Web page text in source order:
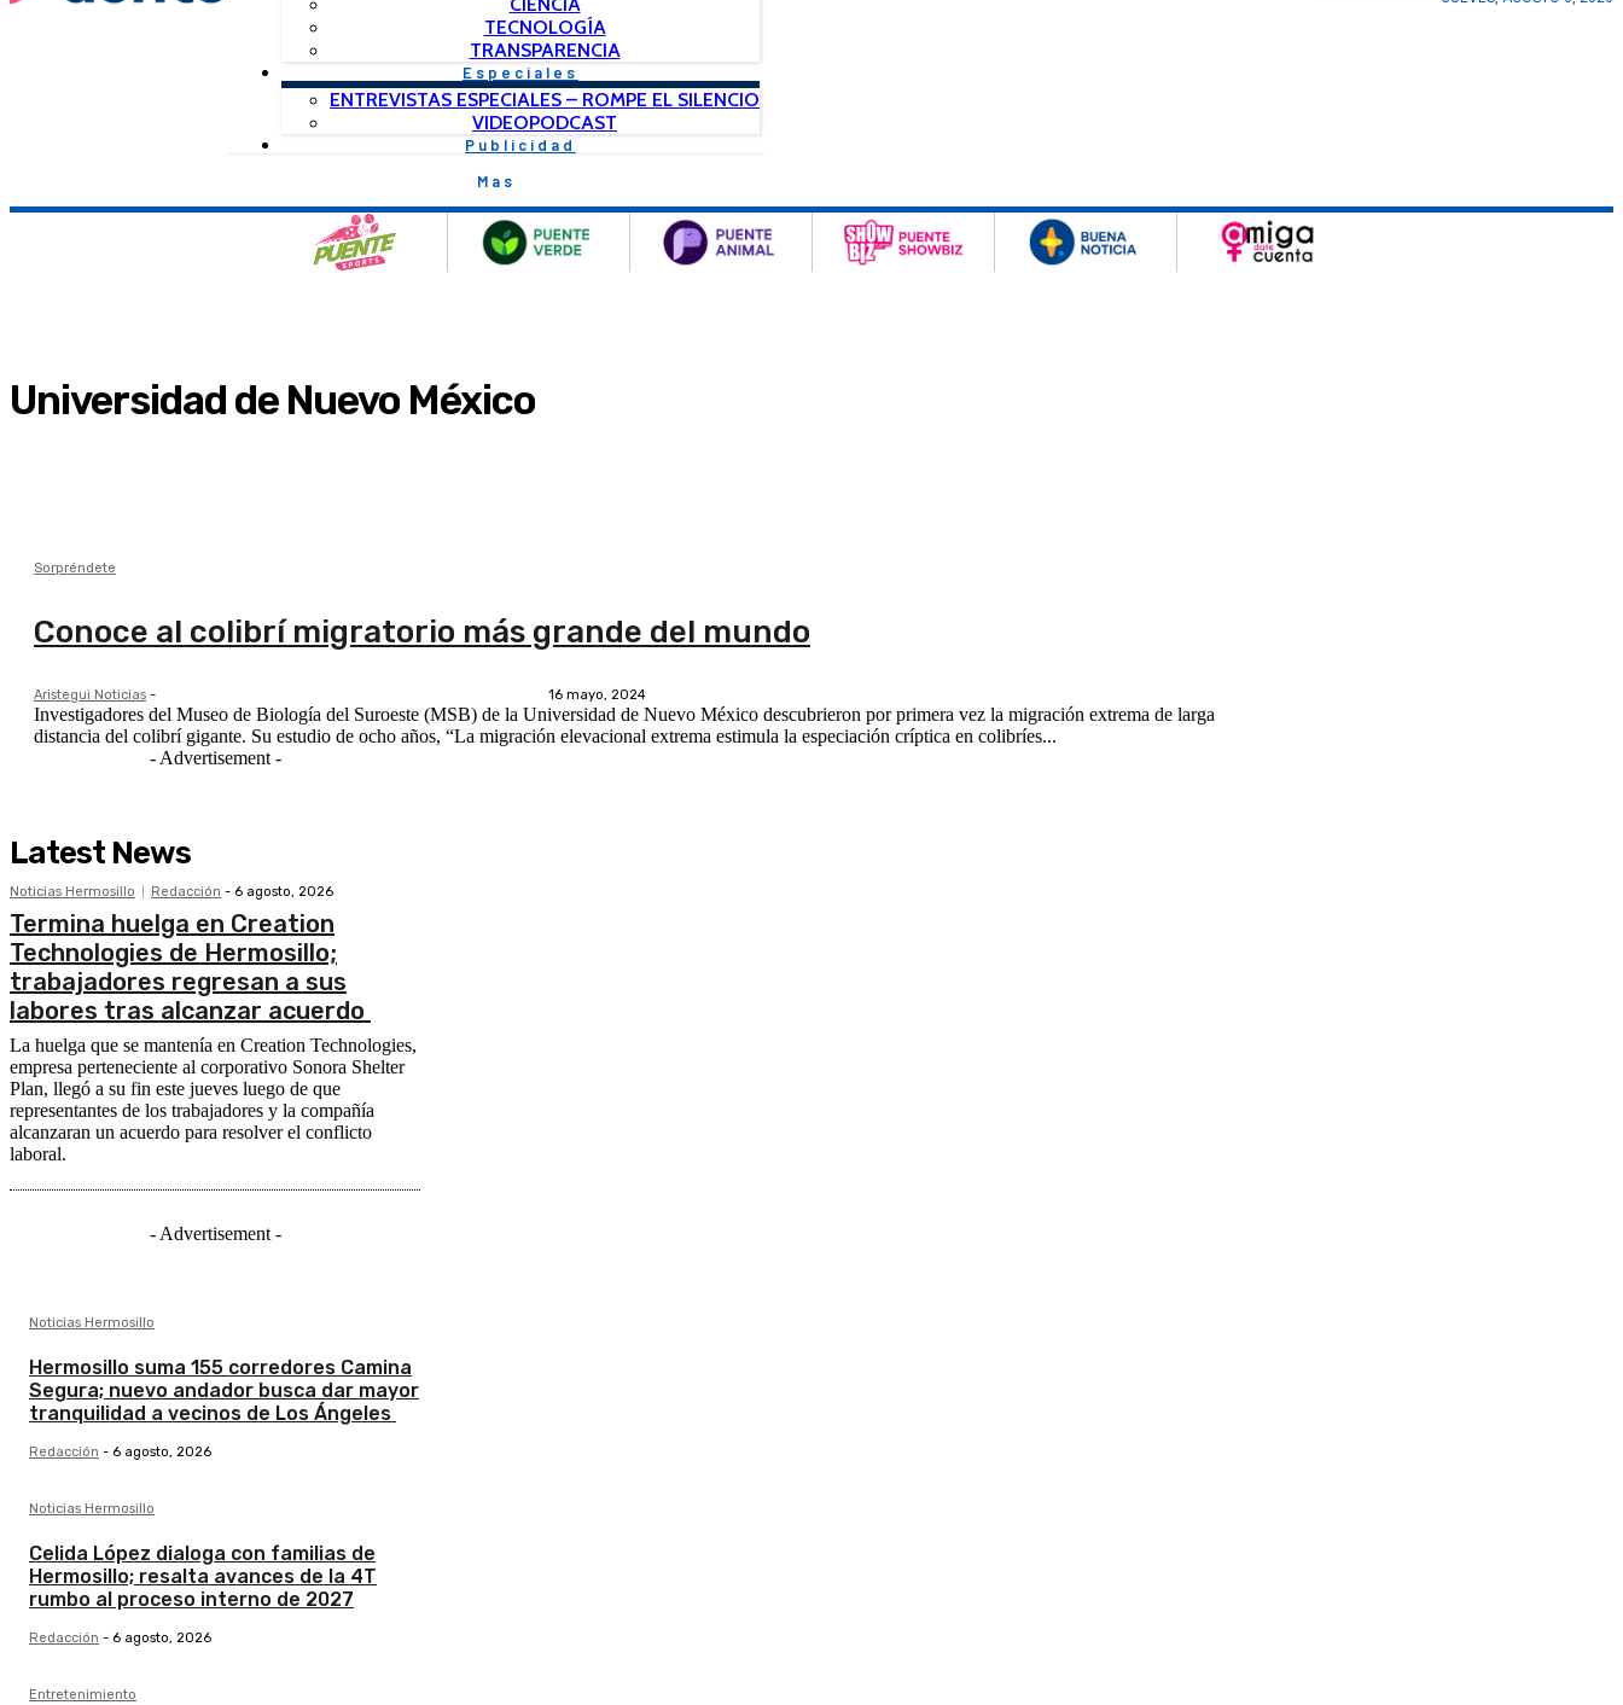
TECNOLOGÍA
TRANSPARENCIA
Especiales
ENTREVISTAS ESPECIALES – ROMPE EL SILENCIO
VIDEOPODCAST
Publicidad
Mas
Universidad de Nuevo México
Sorpréndete
Conoce al colibrí migratorio más grande del mundo
Aristegui Noticias - 16 mayo, 2024
Investigadores del Museo de Biología del Suroeste (MSB) de la Universidad de Nuevo México descubrieron por primera vez la migración extrema de larga
distancia del colibrí gigante. Su estudio de ocho años, “La migración elevacional extrema estimula la especiación críptica en colibríes...
- Advertisement -
Latest News
Noticias Hermosillo Redacción - 6 agosto, 2026
Termina huelga en Creation
Technologies de Hermosillo;
trabajadores regresan a sus
labores tras alcanzar acuerdo
La huelga que se mantenía en Creation Technologies,
empresa perteneciente al corporativo Sonora Shelter
Plan, llegó a su fin este jueves luego de que
representantes de los trabajadores y la compañía
alcanzaran un acuerdo para resolver el conflicto
laboral.
- Advertisement -
Noticias Hermosillo
Hermosillo suma 155 corredores Camina
Segura; nuevo andador busca dar mayor
tranquilidad a vecinos de Los Ángeles
Redacción - 6 agosto, 2026
Noticias Hermosillo
Celida López dialoga con familias de
Hermosillo; resalta avances de la 4T
rumbo al proceso interno de 2027
Redacción - 6 agosto, 2026
Entretenimiento